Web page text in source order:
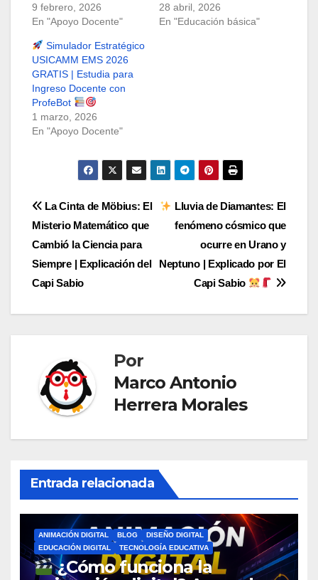
9 febrero, 2026
En "Apoyo Docente"
28 abril, 2026
En "Educación básica"
Simulador Estratégico
USICAMM EMS 2026
GRATIS | Estudia para
Ingreso Docente con
ProfeBot
1 marzo, 2026
En "Apoyo Docente"
Navegación
de
entradas
Lluvia de Diamantes: El
fenómeno cósmico que
ocurre en Urano y
Neptuno | Explicado por El
Capi Sabio
La Cinta de Möbius: El
Misterio Matemático que
Cambió la Ciencia para
Siempre | Explicación del
Capi Sabio
Por
Marco Antonio
Herrera Morales
Entrada relacionada
ANIMACIÓN DIGITAL BLOG
DISEÑO DIGITAL
EDUCACIÓN DIGITAL
TECNOLOGÍA EDUCATIVA
¿Cómo funciona la